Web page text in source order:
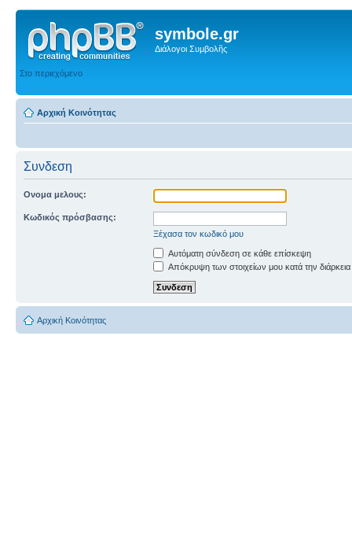
symbole.gr
Διάλογοι Συμβολῆς
Στο περιεχόμενο
Αρχική Κοινότητας
Συνδεση
Ονομα μελους:
Κωδικός πρόσβασης:
Ξέχασα τον κωδικό μου
Αυτόματη σύνδεση σε κάθε επίσκεψη
Απόκρυψη των στοιχείων μου κατά την
Αρχική Κοινότητας